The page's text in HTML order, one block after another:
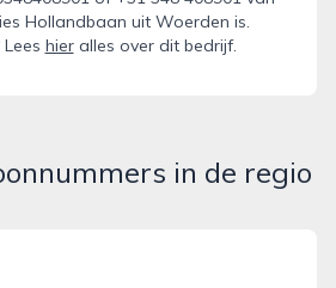
Hollandbaan uit Woerden is.
hieralles over dit bedrijf.
in de regio